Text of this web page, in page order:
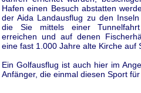
Hafen einen Besuch abstatten
der Aida Landausflug zu den
die Sie mittels einer
erreichen und auf denen
eine fast 1.000 Jahre alte Kirche auf
Ein Golfausflug ist auch hier im
Anfänger, die einmal diesen Sport